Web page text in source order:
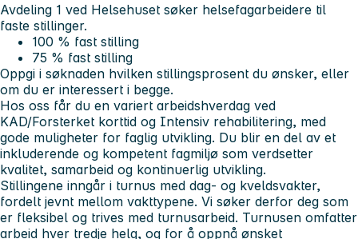
Avdeling 1 ved Helsehuset søker helsefagarbeidere til
faste stillinger.
100 % fast stilling
75 % fast stilling
Oppgi i søknaden hvilken stillingsprosent du ønsker, eller
om du er interessert i begge.
Hos oss får du en variert arbeidshverdag ved
KAD/Forsterket korttid og Intensiv rehabilitering, med
gode muligheter for faglig utvikling. Du blir en del av et
inkluderende og kompetent fagmiljø som verdsetter
kvalitet, samarbeid og kontinuerlig utvikling.
Stillingene inngår i turnus med dag- og kveldsvakter,
fordelt jevnt mellom vakttypene. Vi søker derfor deg som
er fleksibel og trives med turnusarbeid. Turnusen omfatter
arbeid hver tredje helg, og for å oppnå ønsket